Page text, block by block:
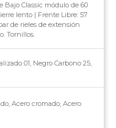
Bajo Classic módulo de 60
lento | Frente Libre: 57
de rieles de extensión
Tornillos.
01, Negro Carbono 25,
Acero cromado, Acero